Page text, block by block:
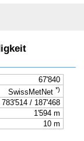
67'840
SwissMetNet *)
783'514 / 187'468
1'594 m
10 m